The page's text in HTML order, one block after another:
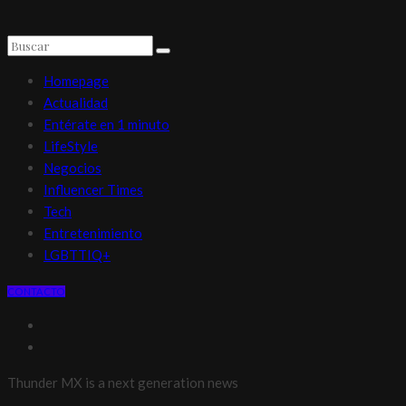
Homepage
Actualidad
Entérate en 1 minuto
LifeStyle
Negocios
Influencer Times
Tech
Entretenimiento
LGBTTIQ+
CONTACTO
Thunder MX is a next generation news